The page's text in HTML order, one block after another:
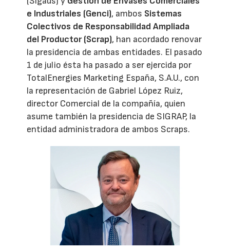
e Industriales (Genci), ambos Sistemas
Colectivos de Responsabilidad Ampliada
del Productor (Scrap), han acordado renovar
la presidencia de ambas entidades. El pasado
1 de julio ésta ha pasado a ser ejercida por
TotalEnergies Marketing España, S.A.U., con
la representación de Gabriel López Ruiz,
director Comercial de la compañía, quien
asume también la presidencia de SIGRAP, la
entidad administradora de ambos Scraps.